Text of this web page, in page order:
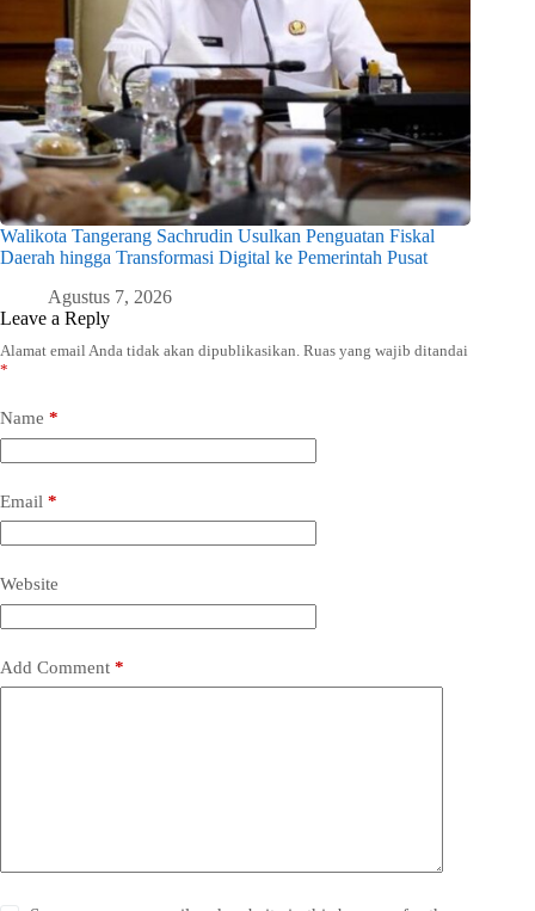
Walikota Tangerang Sachrudin Usulkan Penguatan Fiskal
Daerah hingga Transformasi Digital ke Pemerintah Pusat
Agustus 7, 2026
Leave a Reply
Alamat email Anda tidak akan dipublikasikan. Ruas yang wajib ditandai
*
Name *
Email *
Website
Add Comment *